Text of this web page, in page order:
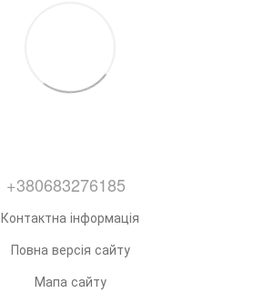
+380683276185
Контактна інформація
Повна версія сайту
Мапа сайту